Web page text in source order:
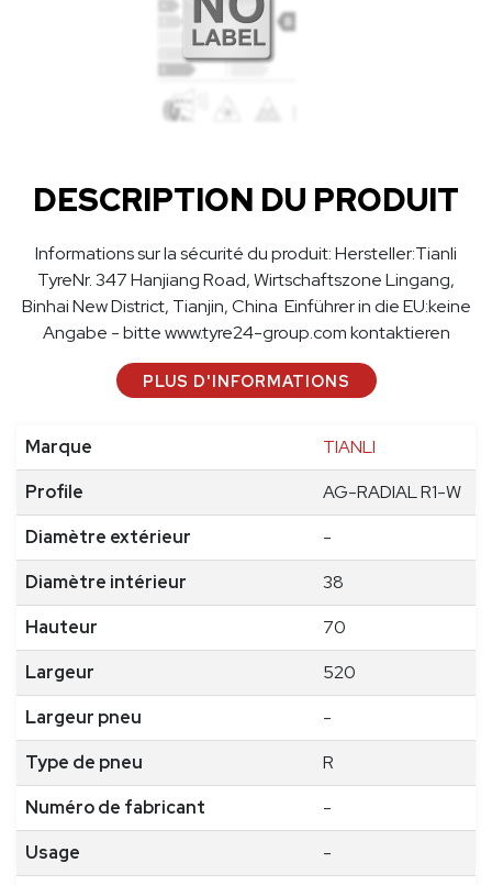
DESCRIPTION DU PRODUIT
Informations sur la sécurité du produit: Hersteller:Tianli
TyreNr. 347 Hanjiang Road, Wirtschaftszone Lingang,
Binhai New District, Tianjin, China Einführer in die EU:keine
Angabe - bitte www.tyre24-group.com kontaktieren
PLUS D'INFORMATIONS
Marque
TIANLI
Profile
AG-RADIAL R1-W
Diamètre extérieur
-
Diamètre intérieur
38
Hauteur
70
Largeur
520
Largeur pneu
-
Type de pneu
R
Numéro de fabricant
-
Usage
-